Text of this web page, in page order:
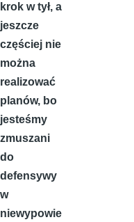
krok w tył, a
jeszcze
częściej nie
można
realizować
planów, bo
jesteśmy
zmuszani
do
defensywy
w
niewypowie